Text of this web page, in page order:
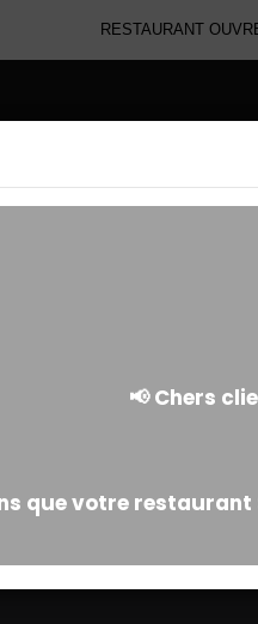
RESTAURANT
Fine tranche de poulet